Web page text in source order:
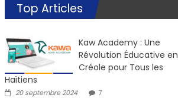
Top Articles
Kaw Academy : Une
Révolution Éducative en
Créole pour Tous les
Haïtiens
20 septembre 2024 7